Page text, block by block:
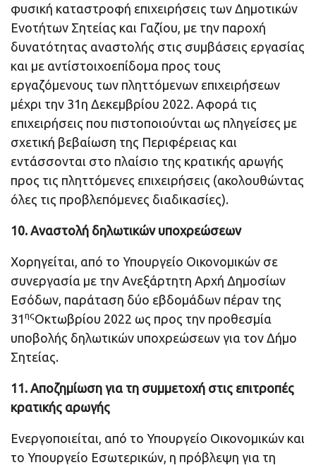
φυσική καταστροφή επιχειρήσεις των Δημοτικών
Ενοτήτων Σητείας και Γαζίου, με την παροχή
δυνατότητας αναστολής στις συμβάσεις εργασίας
και με αντίστοιχοεπίδομα προς τους
εργαζόμενους των πληττόμενων επιχειρήσεων
μέχρι την 31η Δεκεμβρίου 2022. Αφορά τις
επιχειρήσεις που πιστοποιούνται ως πληγείσες με
σχετική βεβαίωση της Περιφέρειας και
εντάσσονται στο πλαίσιο της κρατικής αρωγής
προς τις πληττόμενες επιχειρήσεις (ακολουθώντας
όλες τις προβλεπόμενες διαδικασίες).
10. Αναστολή δηλωτικών υποχρεώσεων
Χορηγείται, από το Υπουργείο Οικονομικών σε
συνεργασία με την Ανεξάρτητη Αρχή Δημοσίων
Εσόδων, παράταση δύο εβδομάδων πέραν της
31ηςΟκτωβρίου 2022 ως προς την προθεσμία
υποβολής δηλωτικών υποχρεώσεων για τον Δήμο
Σητείας.
11. Αποζημίωση για τη συμμετοχή στις επιτροπές
κρατικής αρωγής
Ενεργοποιείται, από το Υπουργείο Οικονομικών και
το Υπουργείο Εσωτερικών, η πρόβλεψη για τη